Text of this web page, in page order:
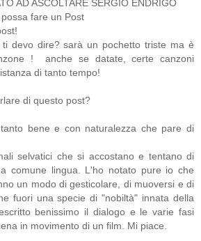
AD ASCOLTARE SERGIO ENDRIGO
fare un Post
devo dire? sarà un pochetto triste ma è
! anche se datate, certe canzoni
di tanto tempo!
di questo post?
bene e con naturalezza che pare di
selvatici che si accostano e tentano di
comune lingua. L'ho notato pure io che
un modo di gesticolare, di muoversi e di
fuori una specie di "nobiltà" innata della
benissimo il dialogo e le varie fasi
in movimento di un film. Mi piace.